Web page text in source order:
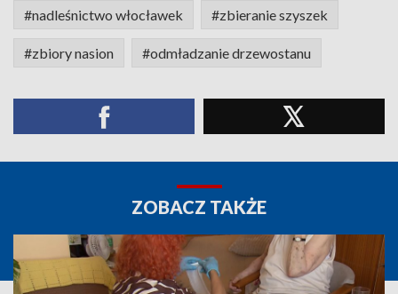
#nadleśnictwo włocławek #zbieranie szyszek
#zbiory nasion #odmładzanie drzewostanu
ZOBACZ TAKŻE